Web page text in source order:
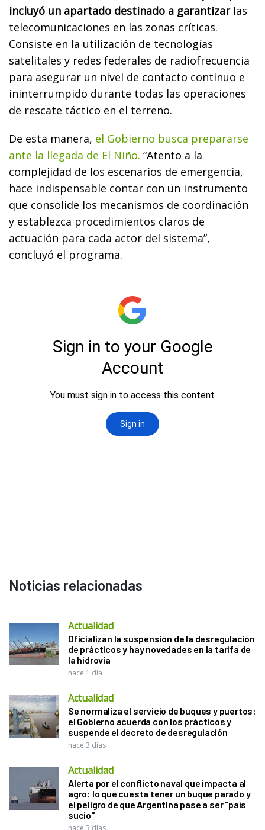
incluyó un apartado destinado a garantizarlas
telecomunicaciones en las zonas críticas.
Consiste en la utilización de tecnologías
satelitales y redes federales de radiofrecuencia
para asegurar un nivel de contacto continuo e
ininterrumpido durante todas las operaciones
de rescate táctico en el terreno.
De esta manera, el Gobierno busca prepararse
ante la llegada de El Niño. “Atento a la
complejidad de los escenarios de emergencia,
hace indispensable contar con un instrumento
que consolide los mecanismos de coordinación
y establezca procedimientos claros de
actuación para cada actor del sistema”,
concluyó el programa.
Noticias relacionadas
Actualidad
Oficializan la suspensión de la desregulación
de prácticos y hay novedades en la tarifa de
la hidrovía
hace 1 día
Actualidad
Se normaliza el servicio de buques y puertos:
el Gobierno acuerda con los prácticos y
suspende el decreto de desregulación
hace 3 días
Actualidad
Alerta por el conflicto naval que impacta al
agro: lo que cuesta tener un buque parado y
el peligro de que Argentina pase a ser "país
sucio"
hace 3 días